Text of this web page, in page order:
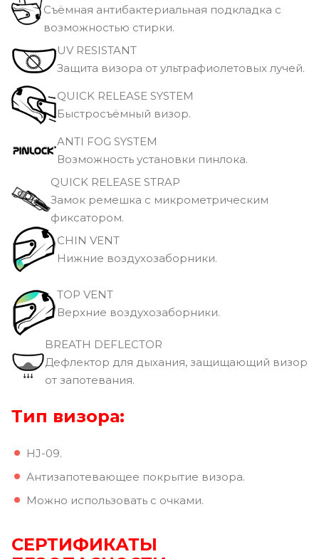
Съёмная антибактериальная подкладка с
возможностью стирки.
UV RESISTANT
Защита визора от ультрафиолетовых лучей.
QUICK RELEASE SYSTEM
Быстросъёмный визор.
ANTI FOG SYSTEM
Возможность установки пинлока.
QUICK RELEASE STRAP
Замок ремешка с микрометрическим
фиксатором.
CHIN VENT
Нижние воздухозаборники.
TOP VENT
Верхние воздухозаборники.
BREATH DEFLECTOR
Дефлектор для дыхания, защищающий визор
от запотевания.
Тип визора:
HJ-09.
Антизапотевающее покрытие визора.
Можно использовать с очками.
СЕРТИФИКАТЫ